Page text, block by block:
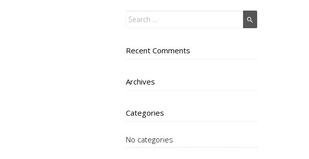
Recent Comments
Archives
Categories
No categories